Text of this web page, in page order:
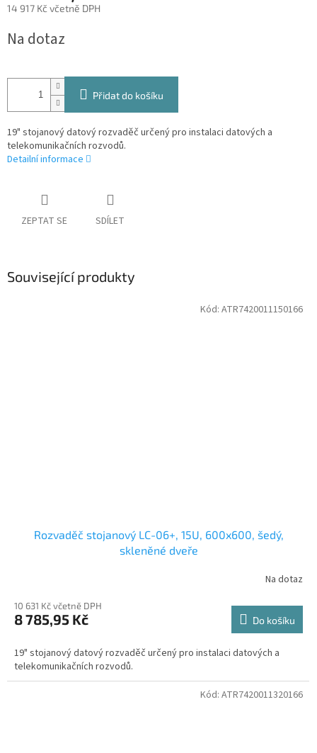
14 917 Kč včetně DPH
cena:
Na dotaz
Přidat do košíku
19" stojanový datový rozvaděč určený pro instalaci datových a
telekomunikačních rozvodů.
Detailní informace
ZEPTAT SE SDÍLET
Související produkty
Rozvaděč stojanový LC-06+, 15U, 600x600, šedý,
skleněné dveře
Na dotaz
10 631 Kč včetně DPH
8 785,95 Kč Do košíku
19" stojanový datový rozvaděč určený pro instalaci datových a
telekomunikačních rozvodů.
Kód: ATR7420011150166
Kód: ATR7420011320166